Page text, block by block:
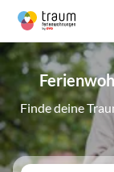
Finde deine